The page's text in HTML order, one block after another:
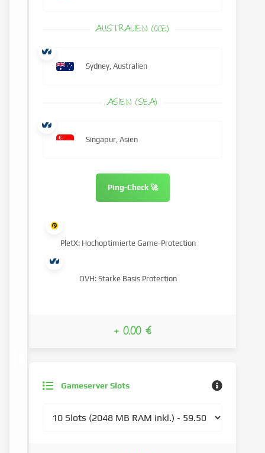
Gameserver Slots
AUSTRALIEN (OCE)
Sydney, Australien
ASIEN (SEA)
Singapur, Asien
Ping-Check 🚀
PletX: Hochoptimierte Game-Protection
OVH: Starke Basis Protection
+ 0.00 €